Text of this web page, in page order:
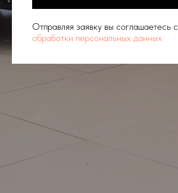
Отправляя заявку вы соглашаетесь с
обработки персональных данных